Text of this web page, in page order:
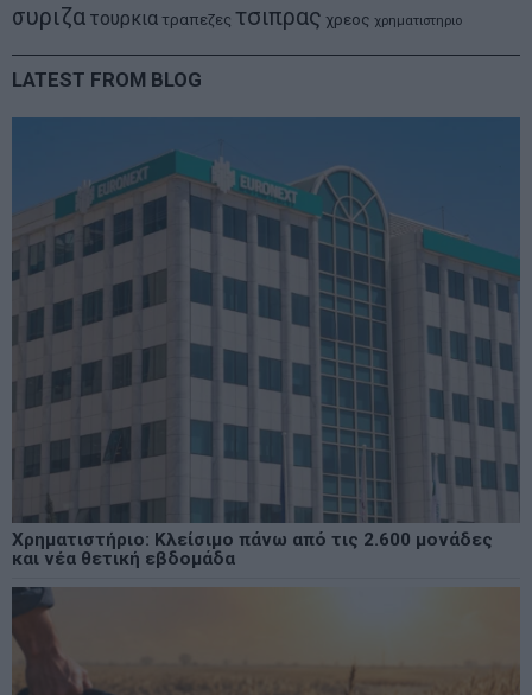
συριζα τουρκια τραπεζες τσιπρας χρεος χρηματιστηριο
LATEST FROM BLOG
Χρηματιστήριο: Κλείσιμο πάνω από τις 2.600 μονάδες
και νέα θετική εβδομάδα